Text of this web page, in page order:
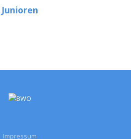
Junioren
Impressum